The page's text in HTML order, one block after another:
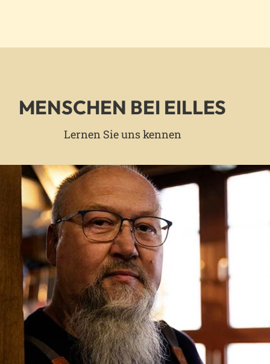
MENSCHEN BEI EILLES
Lernen Sie uns kennen